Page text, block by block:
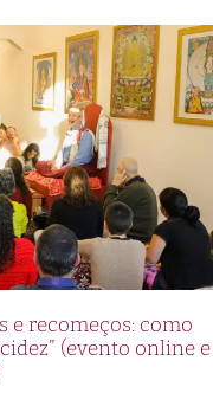
e recomeços: como
(evento online e